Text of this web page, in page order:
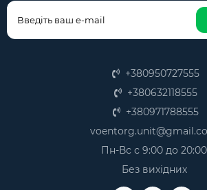
+380950727555
+380632118555
+380971788555
Пн-Вс с 9:00 до 20:00
Без вихідних